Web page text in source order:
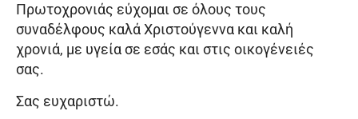
Πρωτοχρονιάς εύχομαι σε όλους τους
συναδέλφους καλά Χριστούγεννα και καλή
χρονιά, με υγεία σε εσάς και στις οικογένειές
σας.
Σας ευχαριστώ.